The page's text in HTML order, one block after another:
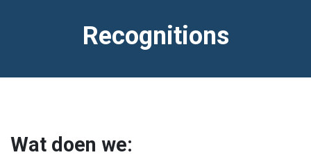
Recognitions
Wat doen we: